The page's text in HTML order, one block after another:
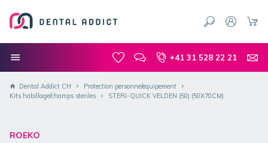
+41 31 528 22 21
Dental Addict CH
Protection personne/equipement
Kits habillage/champs steriles
STERI-QUICK VELDEN (50) (50X70CM)
ROEKO